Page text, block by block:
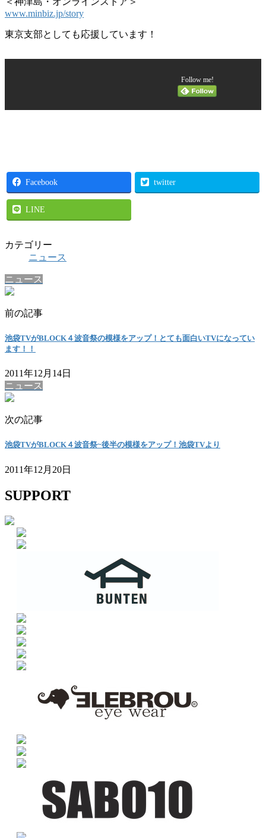
www.minbiz.jp/story
東京支部としても応援しています！
Follow me!
Facebook twitter
LINE
カテゴリー
ニュース
ニュース
前の記事
池袋TVがBLOCK４波音祭の模様をアップ！とても面白いTVになってい
ます！！
2011年12月14日
ニュース
次の記事
池袋TVがBLOCK４波音祭~後半の模様をアップ！池袋TVより
2011年12月20日
SUPPORT